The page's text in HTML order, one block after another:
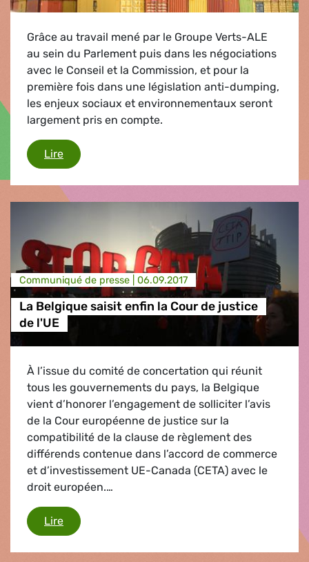
Grâce au travail mené par le Groupe Verts-ALE
au sein du Parlement puis dans les négociations
avec le Conseil et la Commission, et pour la
première fois dans une législation anti-dumping,
les enjeux sociaux et environnementaux seront
largement pris en compte.
LireMalgré la résistance des États membres, le
Communiqué de presse | 06.09.2017
La Belgique saisit enfin la Cour de justice
de l'UE
À l’issue du comité de concertation qui réunit
tous les gouvernements du pays, la Belgique
vient d’honorer l’engagement de solliciter l’avis
de la Cour européenne de justice sur la
compatibilité de la clause de règlement des
différends contenue dans l’accord de commerce
et d’investissement UE-Canada (CETA) avec le
droit européen.…
LireLa Belgique saisit enfin la Cour de justice de